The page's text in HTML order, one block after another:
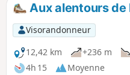
Aux alentours
Visorandonneur
12,42 km
+236 m
4h 15
Moyenne